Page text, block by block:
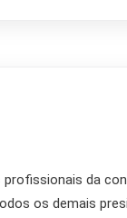
da
os demais